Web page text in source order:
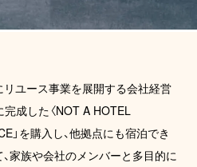
ユース事業を展開する会社経営
成した〈NOT A HOTEL
」を購入し、他拠点にも宿泊でき
家族や会社のメンバーと多目的に